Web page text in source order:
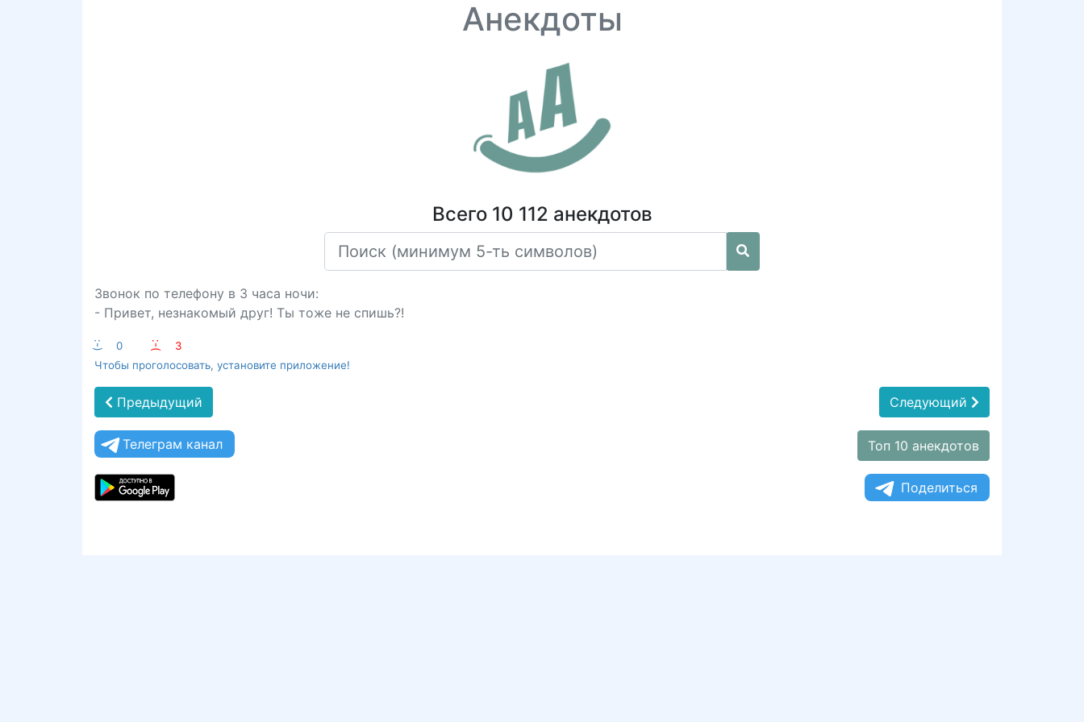
Анекдоты
Всего 10 112 анекдотов
Звонок по телефону в 3 часа ночи:
- Привет, незнакомый друг! Ты тоже не спишь?!
:-) 0 :-(
3
Чтобы проголосовать, установите приложение!
Предыдущий Следующий
Телеграм канал Топ 10 анекдотов
Поделиться